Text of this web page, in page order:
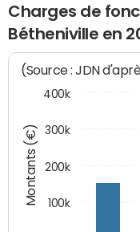
Charges de
Bétheniville en
Montants (€)
(Source : JDN
100k
200k
300k
400k